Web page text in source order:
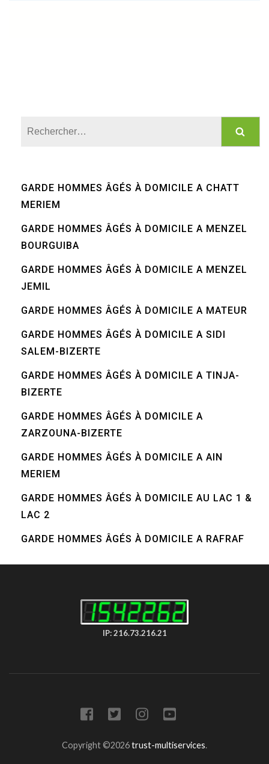
GARDE HOMMES ÂGÉS À DOMICILE A CHATT
MERIEM
GARDE HOMMES ÂGÉS À DOMICILE A MENZEL
BOURGUIBA
GARDE HOMMES ÂGÉS À DOMICILE A MENZEL
JEMIL
GARDE HOMMES ÂGÉS À DOMICILE A MATEUR
GARDE HOMMES ÂGÉS À DOMICILE A SIDI
SALEM-BIZERTE
GARDE HOMMES ÂGÉS À DOMICILE A TINJA-
BIZERTE
GARDE HOMMES ÂGÉS À DOMICILE A
ZARZOUNA-BIZERTE
GARDE HOMMES ÂGÉS À DOMICILE A AIN
MERIEM
GARDE HOMMES ÂGÉS À DOMICILE AU LAC 1 &
LAC 2
GARDE HOMMES ÂGÉS À DOMICILE A RAFRAF
IP: 216.73.216.21
Copyright ©2026trust-multiservices.